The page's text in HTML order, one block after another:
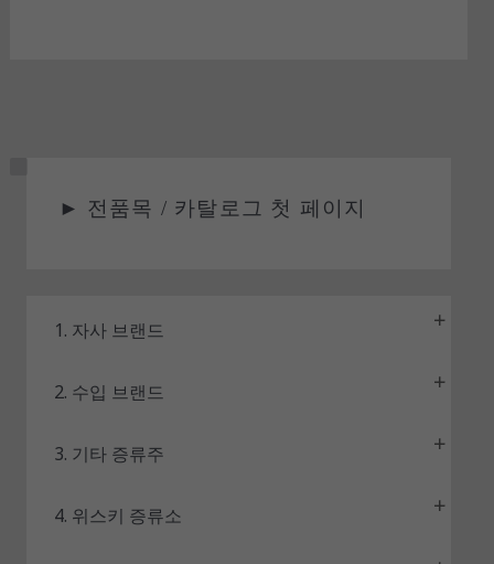
► 전품목 / 카탈로그 첫 페이지
1. 자사 브랜드
2. 수입 브랜드
3. 기타 증류주
4. 위스키 증류소